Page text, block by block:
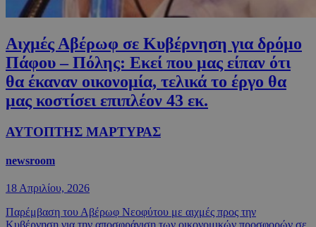
Αιχμές Αβέρωφ σε Κυβέρνηση για δρόμο
Πάφου – Πόλης: Εκεί που μας είπαν ότι
θα έκαναν οικονομία, τελικά το έργο θα
μας κοστίσει επιπλέον 43 εκ.
ΑΥΤΟΠΤΗΣ ΜΑΡΤΥΡΑΣ
newsroom
18 Απριλίου, 2026
Παρέμβαση του Αβέρωφ Νεοφύτου με αιχμές προς την